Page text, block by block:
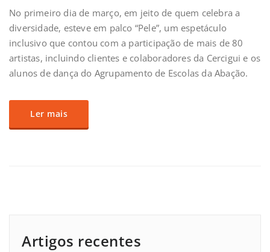
No primeiro dia de março, em jeito de quem celebra a
diversidade, esteve em palco “Pele”, um espetáculo
inclusivo que contou com a participação de mais de 80
artistas, incluindo clientes e colaboradores da Cercigui e os
alunos de dança do Agrupamento de Escolas da Abação.
Ler mais
Artigos recentes